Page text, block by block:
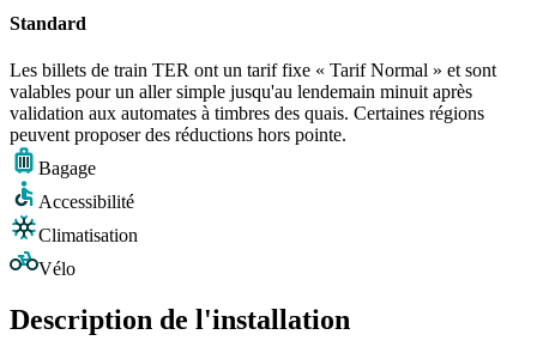
Standard
Les billets de train TER ont un tarif fixe « Tarif Normal » et sont
valables pour un aller simple jusqu'au lendemain minuit après
validation aux automates à timbres des quais. Certaines régions
peuvent proposer des réductions hors pointe.
Bagage
Accessibilité
Climatisation
Vélo
Description de l'installation